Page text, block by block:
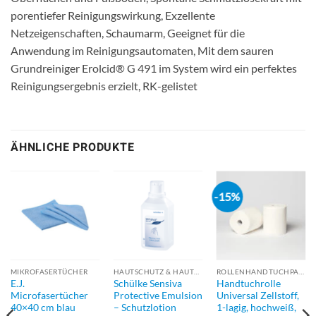
porentiefer Reinigungswirkung, Exzellente
Netzeigenschaften, Schaumarm, Geeignet für die
Anwendung im Reinigungsautomaten, Mit dem sauren
Grundreiniger Erolcid® G 491 im System wird ein perfektes
Reinigungsergebnis erzielt, RK-gelistet
ÄHNLICHE PRODUKTE
MIKROFASERTÜCHER
E.J.
Microfasertücher
40×40 cm blau
Schülke Sensiva
Protective Emulsion
– Schutzlotion
-15%
Handtuchrolle
Universal Zellstoff,
1-lagig, hochweiß,